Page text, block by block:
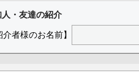
人・友達の紹介
介者様のお名前】